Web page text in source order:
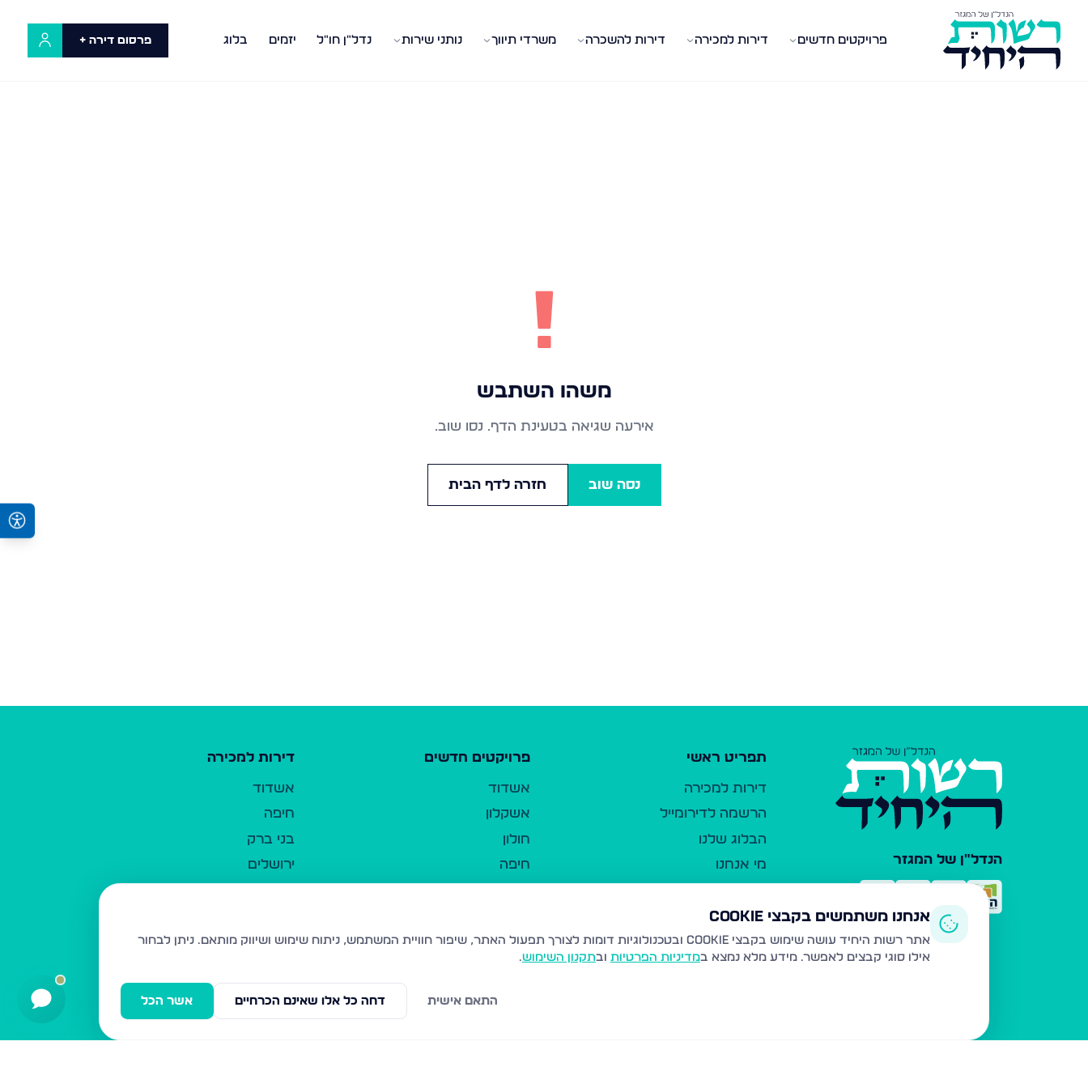
פרויקטים חדשים דירות למכירה דירות להשכרה משרדי תיווך נותני שירות נדל"ן חו"ל יזמים בלוג פרסום דירה +
!
משהו השתבש
אירעה שגיאה בטעינת הדף. נסו שוב.
נסה שוב חזרה לדף הבית
הנדל"ן של המגזר
תפריט ראשי
דירות למכירה
הרשמה לדירומייל
הבלוג שלנו
מי אנחנו
כלי עזר
פרסום ברשות היחיד
משרדי תיווך
פרויקטים חדשים
אשדוד
אשקלון
חולון
חיפה
נהריה
עמנואל
דירות למכירה
אשדוד
חיפה
בני ברק
ירושלים
בית שמש
ביתר עילית
אנחנו משתמשים בקבצי Cookie
אתר רשות היחיד עושה שימוש בקבצי Cookie ובטכנולוגיות דומות לצורך תפעול האתר, שיפור חוויית המשתמש, ניתוח שימוש ושיווק מותאם.
ניתן לבחור
אילו סוגי קבצים לאפשר. מידע מלא נמצא במדיניות הפרטיות ובתקנון השימוש.
אשר הכל דחה כל אלו שאינם הכרחיים התאם אישית